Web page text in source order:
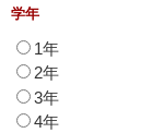
学年
1年
2年
3年
4年